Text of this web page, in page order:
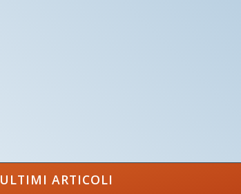
ULTIMI ARTICOLI